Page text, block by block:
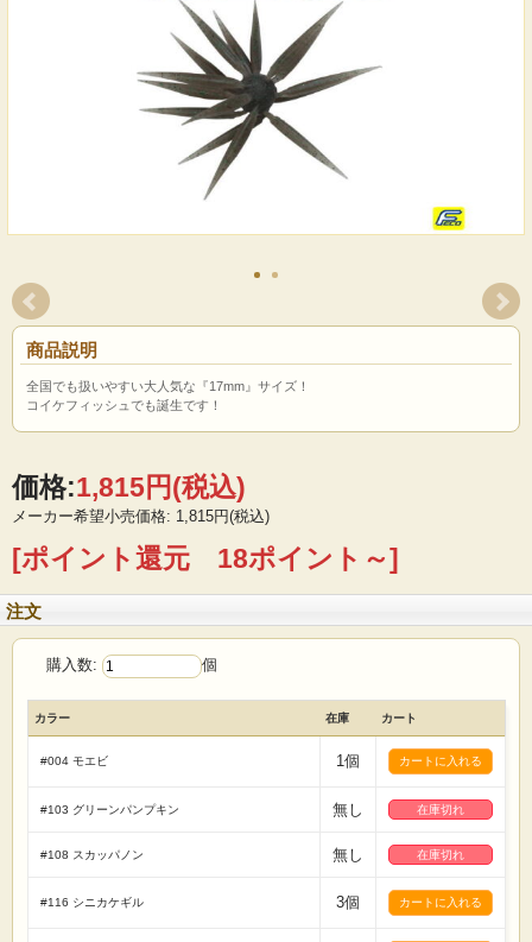
商品説明
全国でも扱いやすい大人気な『17mm』サイズ！
コイケフィッシュでも誕生です！
価格:1,815円(税込)
メーカー希望小売価格: 1,815円(税込)
[ポイント還元 18ポイント～]
注文
購入数: 個
カラー 在庫 カート
#004 モエビ 1個
#103 グリーンパンプキン 無し 在庫切れ
#108 スカッパノン 無し 在庫切れ
#116 シニカケギル 3個